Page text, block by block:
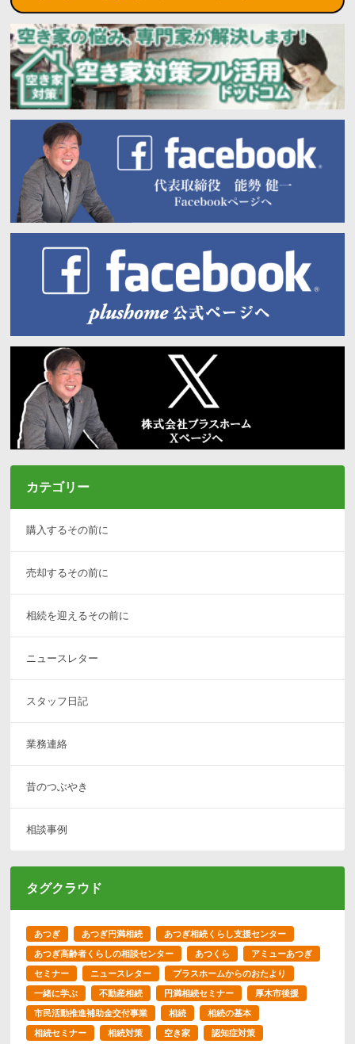
カテゴリー
購入するその前に
売却するその前に
相続を迎えるその前に
ニュースレター
スタッフ日記
業務連絡
昔のつぶやき
相談事例
タグクラウド
あつぎ あつぎ円満相続 あつぎ相続くらし支援センター
あつぎ高齢者くらしの相談センター あつくら アミューあつぎ
セミナー ニュースレター プラスホームからのおたより
一緒に学ぶ 不動産相続 円満相続セミナー 厚木市後援
市民活動推進補助金交付事業 相続 相続の基本
相続セミナー 相続対策 空き家 認知症対策